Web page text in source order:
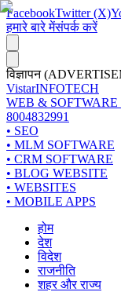
FacebookTwitter (X)
हमारे बारे मेंसंपर्क करें
विज्ञापन
VistarINFOTECH
WEB &
8004832991
• SEO
• MLM SOFTWARE
• CRM SOFTWARE
• BLOG WEBSITE
• WEBSITES
• MOBILE APPS
होम
देश
विदेश
राजनीति
शहर और राज्य